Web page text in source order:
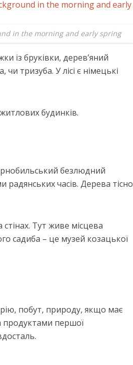
in the morning and early spring
із бруківки, дерев’яний
тризуба. У лісі є німецькі
будинків.
безлюдний
часів. Дерева тісно
Тут живе місцева
садиба – це музей козацької
побут, природу, якщо має
продуктами першої